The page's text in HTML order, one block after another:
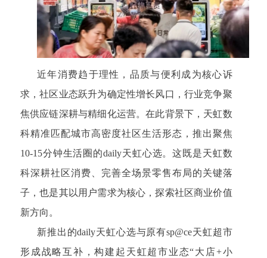
近年消费趋于理性，品质与便利成为核心诉
求，社区业态跃升为确定性增长风口，行业竞争聚
焦供应链深耕与精细化运营。在此背景下，天虹数
科精准匹配城市高密度社区生活形态，推出聚焦
10-15分钟生活圈的daily天虹心选。这既是天虹数
科深耕社区消费、完善全场景零售布局的关键落
子，也是其以用户需求为核心，探索社区商业价值
新方向。
新推出的daily天虹心选与原有sp@ce天虹超市
形成战略互补，构建起天虹超市业态“大店+小